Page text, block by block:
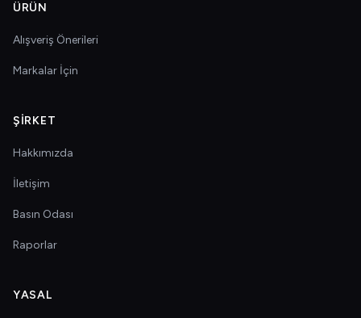
ÜRÜN
Alışveriş Önerileri
Markalar İçin
ŞIRKET
Hakkımızda
İletişim
Basın Odası
Raporlar
YASAL